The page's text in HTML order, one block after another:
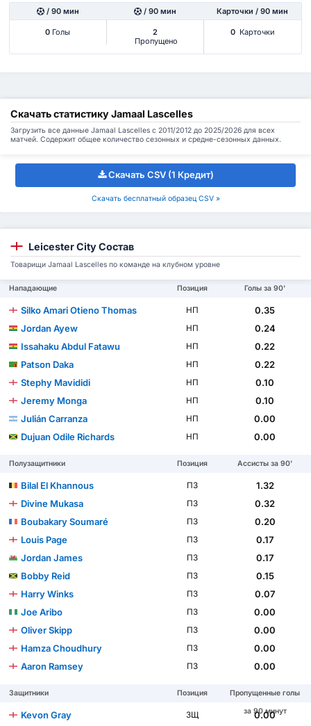
/ 90 мин / 90 мин Карточки / 90 мин
0 Голы
2
Пропущено
0 Карточки
Скачать статистику Jamaal Lascelles
Загрузить все данные Jamaal Lascelles с 2011/2012 до 2025/2026 для всех
матчей. Содержит общее количество сезонных и средне-сезонных данных.
Скачать CSV (1 Кредит)
Скачать бесплатный образец CSV »
Leicester City Состав
Товарищи Jamaal Lascelles по команде на клубном уровне
Нападающие Позиция Голы за 90'
Silko Amari Otieno Thomas НП
0.35
Jordan Ayew
НП
0.24
Issahaku Abdul Fatawu
НП
0.22
Patson Daka
НП
0.22
Stephy Mavididi
НП
0.10
Jeremy Monga
НП
0.10
Julián Carranza
НП
0.00
Dujuan Odile Richards
НП 0.00
Полузащитники Позиция Ассисты за 90'
Bilal El Khannous ПЗ
1.32
Divine Mukasa
ПЗ
0.32
Boubakary Soumaré
ПЗ
0.20
Louis Page
ПЗ
0.17
Jordan James
ПЗ
0.17
Bobby Reid
ПЗ
0.15
Harry Winks
ПЗ
0.07
Joe Aribo
ПЗ
0.00
Oliver Skipp
ПЗ
0.00
Hamza Choudhury
ПЗ
0.00
Aaron Ramsey
ПЗ 0.00
Защитники Позиция
Пропущенные голы
за 90 минут
Kevon Gray ЗЩ
0.00